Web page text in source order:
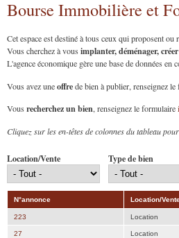
Bourse Immobilière et
Cet espace est destiné à tous ceux qui proposent ou
Vous cherchez à vous implanter, déménager,
L'agence économique gère une base de données
Vous avez uneoffrede bien à publier, renseignez
Vous recherchez un bien, renseignez le formulaire
Cliquez sur les en-têtes de colonnes du tableau
Location/Vente Type de bien
N°annonce Location/
223 Location
27 Location